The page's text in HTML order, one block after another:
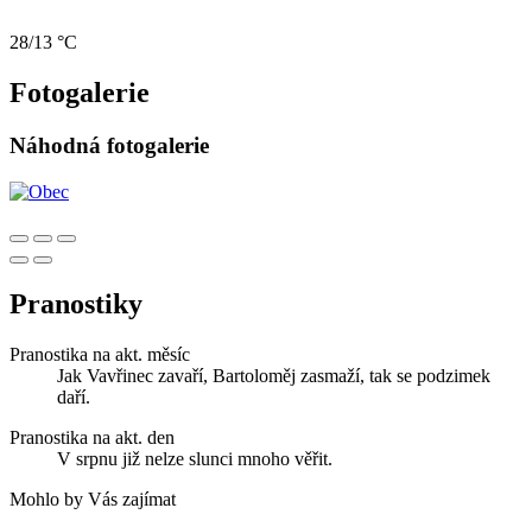
28/13 °C
Fotogalerie
Náhodná fotogalerie
Pranostiky
Pranostika na akt. měsíc
Jak Vavřinec zavaří, Bartoloměj zasmaží, tak se podzimek
daří.
Pranostika na akt. den
V srpnu již nelze slunci mnoho věřit.
Mohlo by Vás zajímat